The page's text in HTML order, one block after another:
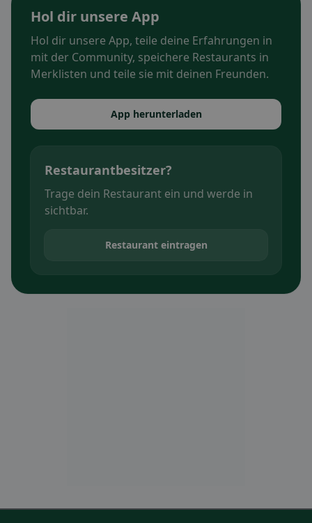
Hol dir unsere App
Hol dir unsere App, teile deine Erfahrungen in
mit der Community, speichere Restaurants in
Merklisten und teile sie mit deinen Freunden.
App herunterladen
Restaurantbesitzer?
Trage dein Restaurant ein und werde in
sichtbar.
Restaurant eintragen